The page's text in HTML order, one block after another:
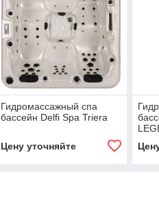
Гидромассажный спа
бассейн Delfi Spa Triera
Цену уточняйте